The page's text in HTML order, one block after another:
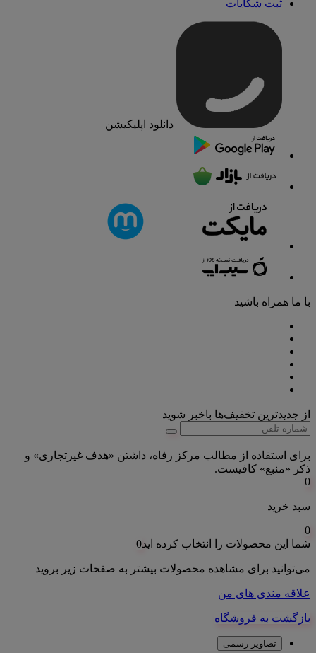
ثبت شکایات
دانلود اپلیکیشن
با ما همراه باشید
از جدیدترین تخفیف‌ها باخبر شوید
برای استفاده از مطالب مرکز رفاه، داشتن «هدف غیرتجاری» و
ذکر «منبع» کافیست.
0
سبد خرید
0
شما این محصولات را انتخاب کرده اید0
می‌توانید برای مشاهده محصولات بیشتر به صفحات زیر بروید
علاقه مندی های من
بازگشت به فروشگاه
تصاویر رسمی